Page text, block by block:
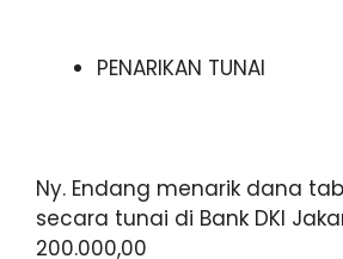
PENARIKAN TUNAI
Ny. Endang menarik dana
secara tunai di Bank DKI
200.000,00